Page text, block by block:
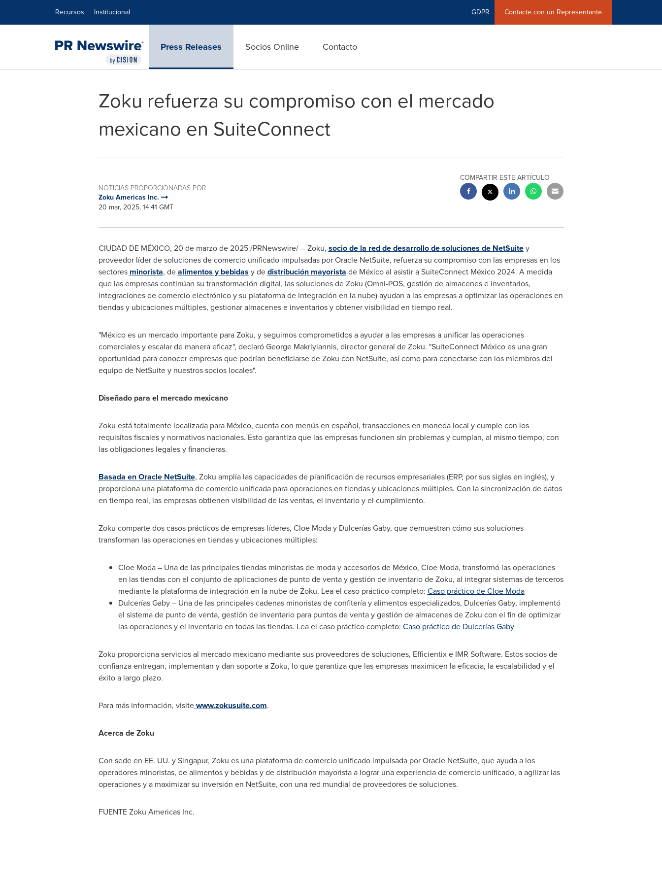
Recursos Institucional GDPR Contacte con un Representante
Press Releases Socios Online Contacto
Zoku refuerza su compromiso con el mercado
mexicano en SuiteConnect
NOTICIAS PROPORCIONADAS POR
Zoku Americas Inc.
20 mar, 2025, 14:41 GMT
COMPARTIR ESTE ARTÍCULO
CIUDAD DE MÉXICO, 20 de marzo de 2025/PRNewswire/ -- Zoku, socio de la red de desarrollo de soluciones de NetSuitey
proveedor líder de soluciones de comercio unificado impulsadas por Oracle NetSuite, refuerza su compromiso con las empresas en los
sectores minorista, dealimentos y bebidas y dedistribución mayorista de México al asistir a SuiteConnect México 2024. A medida
que las empresas continúan su transformación digital, las soluciones de Zoku (Omni-POS, gestión de almacenes e inventarios,
integraciones de comercio electrónico y su plataforma de integración en la nube) ayudan a las empresas a optimizar las operaciones en
tiendas y ubicaciones múltiples, gestionar almacenes e inventarios y obtener visibilidad en tiempo real.
"México es un mercado importante para Zoku, y seguimos comprometidos a ayudar a las empresas a unificar las operaciones
comerciales y escalar de manera eficaz", declaróGeorge Makriyiannis, director general de Zoku. "SuiteConnect México es una gran
oportunidad para conocer empresas que podrían beneficiarse de Zoku con NetSuite, así como para conectarse con los miembros del
equipo de NetSuite y nuestros socios locales".
Diseñado para el mercado mexicano
Zoku está totalmente localizada para México, cuenta con menús en español, transacciones en moneda local y cumple con los
requisitos fiscales y normativos nacionales. Esto garantiza que las empresas funcionen sin problemas y cumplan, al mismo tiempo, con
las obligaciones legales y financieras.
Basada en Oracle NetSuite, Zoku amplía las capacidades de planificación de recursos empresariales (ERP, por sus siglas en inglés), y
proporciona una plataforma de comercio unificada para operaciones en tiendas y ubicaciones múltiples. Con la sincronización de datos
en tiempo real, las empresas obtienen visibilidad de las ventas, el inventario y el cumplimiento.
Zoku comparte dos casos prácticos de empresas líderes, Cloe Moday Dulcerías Gaby, que demuestran cómo sus soluciones
transforman las operaciones en tiendas y ubicaciones múltiples:
Cloe Moda– Una delas principales tiendas minoristas de moda y accesorios de México, Cloe Moda, transformó las operaciones
en las tiendas con el conjunto de aplicaciones de punto de venta y gestión de inventario de Zoku, al integrar sistemas de terceros
mediante la plataforma de integración en la nube de Zoku. Lea el caso práctico completo: Caso práctico deCloe Moda
Dulcerías Gaby – Una delas principales cadenas minoristas de confitería y alimentos especializados, Dulcerías Gaby, implementó
el sistema de punto de venta, gestión de inventario para puntos de venta y gestión de almacenes de Zoku con el fin de optimizar
las operaciones y el inventario en todas las tiendas. Lea el caso práctico completo: Caso práctico de Dulcerías Gaby
Zoku proporciona servicios al mercado mexicano mediante sus proveedores de soluciones, Efficientix e IMR Software. Estos socios de
confianza entregan, implementan y dan soporte a Zoku, lo que garantiza que las empresas maximicen la eficacia, la escalabilidad y el
éxito a largo plazo.
Para más información, visitewww.zokusuite.com.
Acerca de Zoku
Con sede en EE. UU. y Singapur, Zoku es una plataforma de comercio unificado impulsada por Oracle NetSuite, que ayuda a los
operadores minoristas, de alimentos y bebidas y de distribución mayorista a lograr una experiencia de comercio unificado, a agilizar las
operaciones y a maximizar su inversión en NetSuite, con una red mundial de proveedores de soluciones.
FUENTE Zoku Americas Inc.